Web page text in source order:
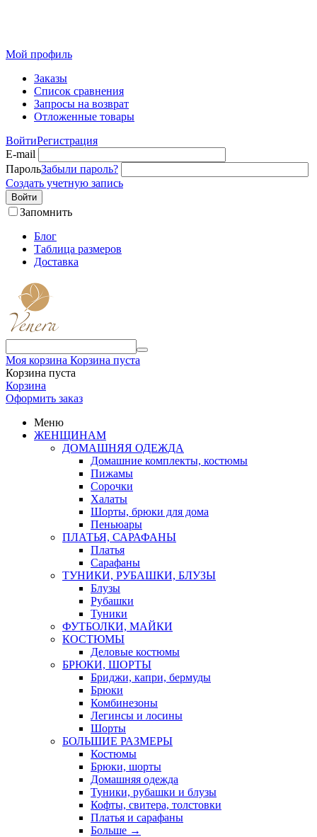
Мой профиль
Заказы
Список сравнения
Запросы на возврат
Отложенные товары
ВойтиРегистрация
E-mail
ПарольЗабыли пароль?
Создать учетную запись
Войти
Запомнить
Блог
Таблица размеров
Доставка
Моя корзина Корзина пуста
Корзина пуста
Корзина
Оформить заказ
Меню
ЖЕНЩИНАМ
ДОМАШНЯЯ ОДЕЖДА
Домашние комплекты, костюмы
Пижамы
Сорочки
Халаты
Шорты, брюки для дома
Пеньюары
ПЛАТЬЯ, САРАФАНЫ
Платья
Сарафаны
ТУНИКИ, РУБАШКИ, БЛУЗЫ
Блузы
Рубашки
Туники
ФУТБОЛКИ, МАЙКИ
КОСТЮМЫ
Деловые костюмы
БРЮКИ, ШОРТЫ
Бриджи, капри, бермуды
Брюки
Комбинезоны
Легинсы и лосины
Шорты
БОЛЬШИЕ РАЗМЕРЫ
Костюмы
Брюки, шорты
Домашняя одежда
Туники, рубашки и блузы
Кофты, свитера, толстовки
Платья и сарафаны
Больше →